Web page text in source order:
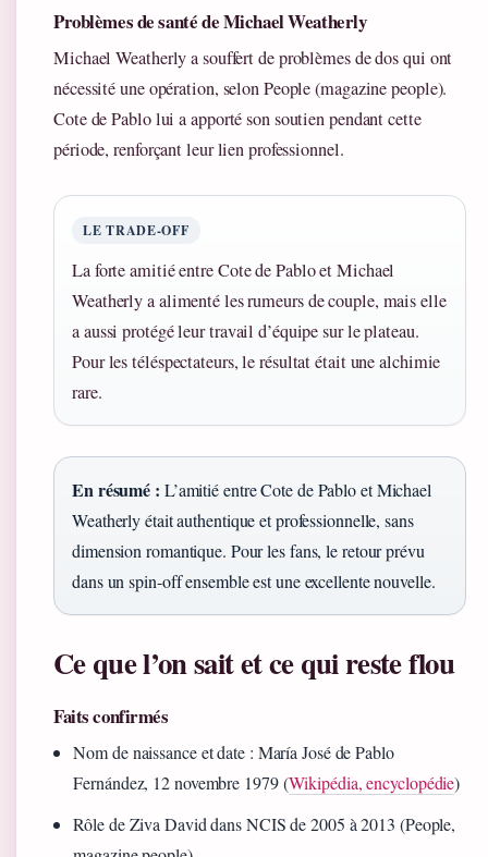
Problèmes de santé de Michael Weatherly
Michael Weatherly a souffert de problèmes de dos qui ont
nécessité une opération, selon People (magazine people).
Cote de Pablo lui a apporté son soutien pendant cette
période, renforçant leur lien professionnel.
LE TRADE-OFF
La forte amitié entre Cote de Pablo et Michael
Weatherly a alimenté les rumeurs de couple, mais elle
a aussi protégé leur travail d’équipe sur le plateau.
Pour les téléspectateurs, le résultat était une alchimie
rare.
En résumé : L’amitié entre Cote de Pablo et Michael
Weatherly était authentique et professionnelle, sans
dimension romantique. Pour les fans, le retour prévu
dans un spin-off ensemble est une excellente nouvelle.
Ce que l’on sait et ce qui reste flou
Faits confirmés
Nom de naissance et date : María José de Pablo
Fernández, 12 novembre 1979 (Wikipédia, encyclopédie)
Rôle de Ziva David dans NCIS de 2005 à 2013 (People,